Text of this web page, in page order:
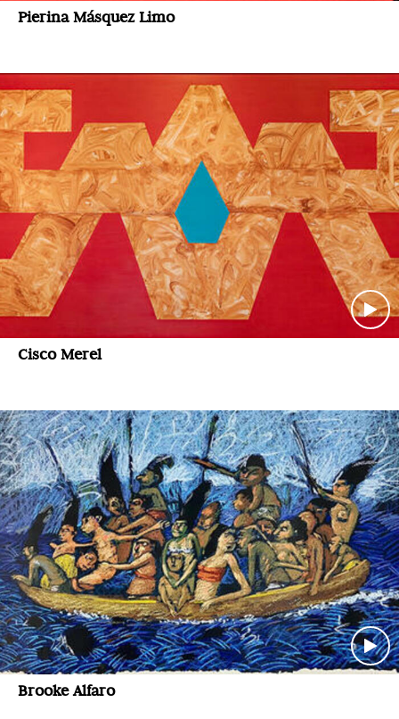
Pierina Másquez Limo
Cisco Merel
Brooke Alfaro